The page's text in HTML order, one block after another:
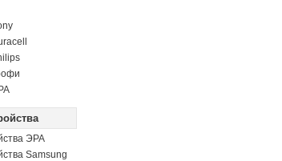
ЭРА
Samsung